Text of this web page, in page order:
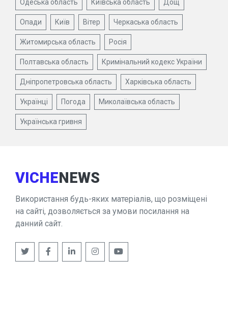
Одеська область Київська область Дощ
Опади Київ Вітер Черкаська область
Житомирська область Росія
Полтавська область Кримінальний кодекс України
Дніпропетровська область Харківська область
Українці Погода Миколаївська область
Українська гривня
VICHENEWS
Використання будь-яких матеріалів, що розміщені
на сайті, дозволяється за умови посилання на
данний сайт.